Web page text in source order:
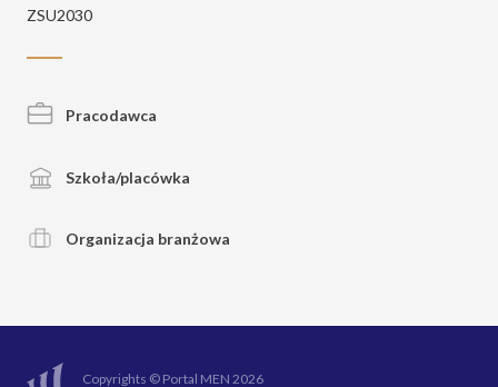
ZSU2030
Pracodawca
Szkoła/placówka
Organizacja branżowa
Copyrights © Portal MEN 2026